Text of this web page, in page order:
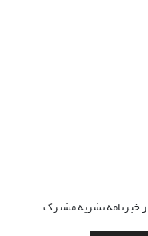
خبرنامه نشریه مشترک